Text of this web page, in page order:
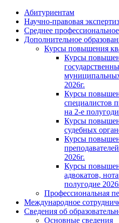
Абитуриентам
Научно-правовая
Cреднее
Дополнительное
Курсы повышения
Курсы
2026г.
Курсы
специалистов
на 2-е
Курсы
судебных
Курсы
2026г.
Курсы
адвокатов,
полугодие
Профессиональная
Международное
Сведения об
Основные сведения